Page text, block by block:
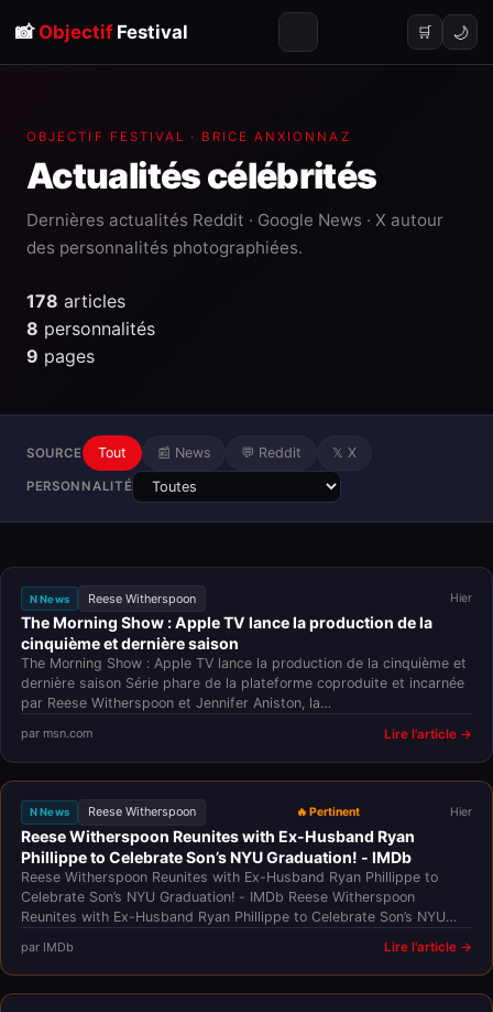
📸 ObjectifFestival 🛒 🌙
OBJECTIF FESTIVAL · BRICE ANXIONNAZ
Actualitéscélébrités
Dernières actualités Reddit · Google News · X autour
des personnalités photographiées.
178 articles
8 personnalités
9 pages
SOURCE Tout 📰 News 💬 Reddit 𝕏 X
PERSONNALITÉ
N News Reese Witherspoon Hier
The Morning Show : Apple TV lance la production de la
cinquième et dernière saison
The Morning Show : Apple TV lance la production de la cinquième et
dernière saison Série phare de la plateforme coproduite et incarnée
par Reese Witherspoon et Jennifer Aniston, la…
par msn.com Lire l'article →
N News Reese Witherspoon 🔥 Pertinent Hier
Reese Witherspoon Reunites with Ex-Husband Ryan
Phillippe to Celebrate Son’s NYU Graduation! - IMDb
Reese Witherspoon Reunites with Ex-Husband Ryan Phillippe to
Celebrate Son’s NYU Graduation! - IMDb Reese Witherspoon
Reunites with Ex-Husband Ryan Phillippe to Celebrate Son’s NYU…
par IMDb Lire l'article →